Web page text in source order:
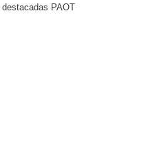
destacadas PAOT